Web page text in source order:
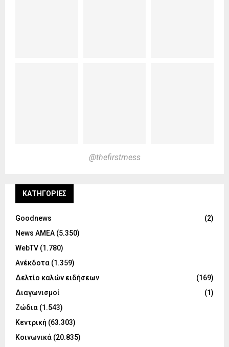
@thefirstmess
KΑΤΗΓΟΡΊΕΣ
Goodnews
(2)
News ΑΜΕΑ (5.350)
WebTV (1.780)
Ανέκδοτα (1.359)
Δελτίο καλών ειδήσεων
(169)
Διαγωνισμοί
(1)
Ζώδια (1.543)
Κεντρική (63.303)
Κοινωνικά (20.835)